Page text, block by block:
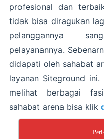
profesional dan
tidak bisa diragukan
pelanggannya
pelayanannya.
didapati oleh sahabat
layanan Siteground
melihat berbagai
sahabat arena bisa klik